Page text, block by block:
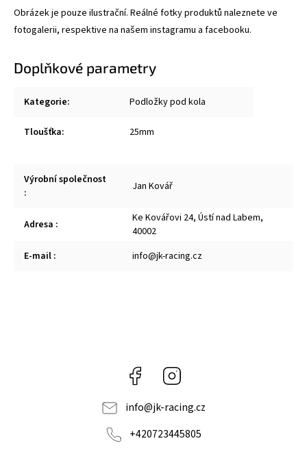
Obrázek je pouze ilustrační. Reálné fotky produktů naleznete ve
fotogalerii, respektive na našem instagramu a facebooku.
Doplňkové parametry
Kategorie: Podložky pod kola
Tloušťka: 25mm
Výrobní společnost
:
Jan Kovář
Adresa :
Ke Kovářovi 24, Ústí nad Labem,
40002
E-mail : info@jk-racing.cz
Facebook
info@jk-racing.cz
+420723445805